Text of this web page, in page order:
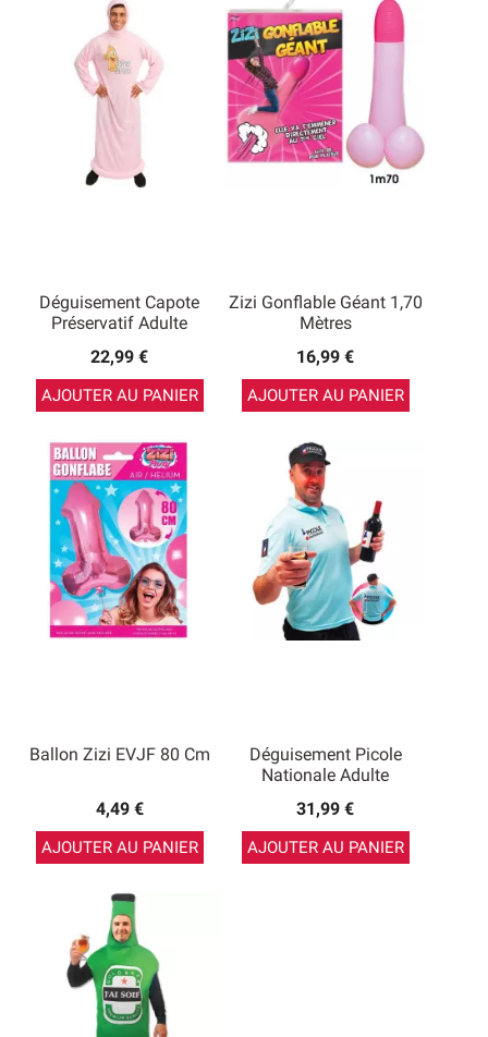
Déguisement Capote
Préservatif Adulte
22,99 €
AJOUTER AU PANIER
Zizi Gonflable Géant 1,70
Mètres
16,99 €
AJOUTER AU PANIER
Ballon Zizi EVJF 80 Cm
4,49 €
AJOUTER AU PANIER
Déguisement Picole
Nationale Adulte
31,99 €
AJOUTER AU PANIER